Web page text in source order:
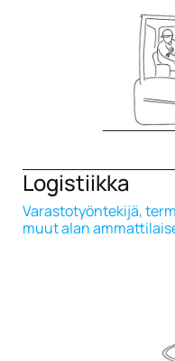
Logistiikka
Varastotyöntekijä,
muut alan